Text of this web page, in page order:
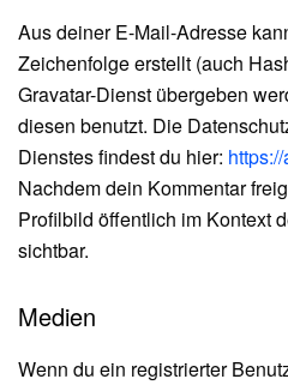
Aus deiner E-Mail-Adresse
Zeichenfolge erstellt (auch
Gravatar-Dienst übergeben
diesen benutzt. Die
Dienstes findest du hier:
Nachdem dein Kommentar
Profilbild öffentlich im Kontext
sichtbar.
Medien
Wenn du ein registrierter